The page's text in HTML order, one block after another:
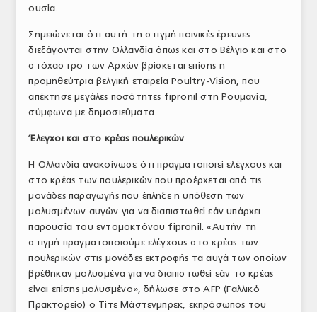
ουσία.
Σημειώνεται ότι αυτή τη στιγμή ποινικές έρευνες
διεξάγονται στην Ολλανδία όπως και στο Βέλγιο και στο
στόχαστρο των Αρχών βρίσκεται επίσης η
προμηθεύτρια βελγική εταιρεία Poultry-Vision, που
απέκτησε μεγάλες ποσότητες fipronil στη Ρουμανία,
σύμφωνα με δημοσιεύματα.
Έλεγχοι και στο κρέας πουλερικών
Η Ολλανδία ανακοίνωσε ότι πραγματοποιεί ελέγχους και
στο κρέας των πουλερικών που προέρχεται από τις
μονάδες παραγωγής που έπληξε η υπόθεση των
μολυσμένων αυγών για να διαπιστωθεί εάν υπάρχει
παρουσία του εντομοκτόνου fipronil. «Αυτήν τη
στιγμή πραγματοποιούμε ελέγχους στο κρέας των
πουλερικών στις μονάδες εκτροφής τα αυγά των οποίων
βρέθηκαν μολυσμένα για να διαπιστωθεί εάν το κρέας
είναι επίσης μολυσμένο», δήλωσε στο AFP (Γαλλικό
Πρακτορείο) ο Τίτε Μάστενμπρεκ, εκπρόσωπος του